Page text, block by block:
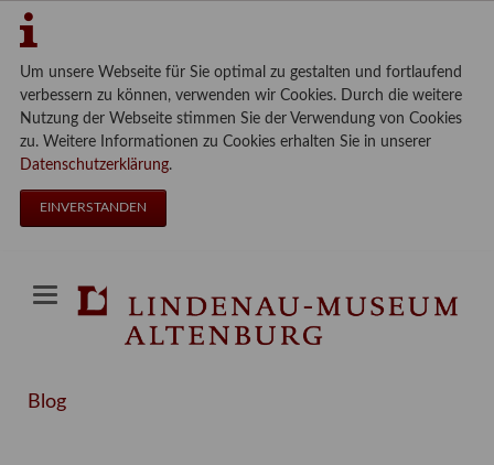
Um unsere Webseite für Sie optimal zu gestalten und fortlaufend
verbessern zu können, verwenden wir Cookies. Durch die weitere
Nutzung der Webseite stimmen Sie der Verwendung von Cookies
zu. Weitere Informationen zu Cookies erhalten Sie in unserer
Datenschutzerklärung.
EINVERSTANDEN
Blog